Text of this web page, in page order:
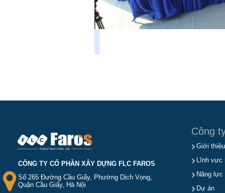
CÔNG TY CỔ PHẦN XÂY DỰNG FLC FAROS
Số 265 Đường Cầu Giấy, Phường Dịch Vọng,
Quận Cầu Giấy, Hà Nội
Công
Giới thiệu
Lĩnh vực
Năng lực
Dự án